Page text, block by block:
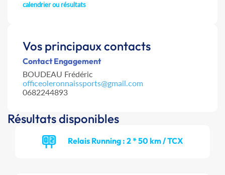
calendrier ou résultats
Vos principaux contacts
Contact Engagement
BOUDEAU Frédéric
officeoleronnaissports@gmail.com
0682244893
Résultats disponibles
Relais Running : 2 * 50 km / TCX